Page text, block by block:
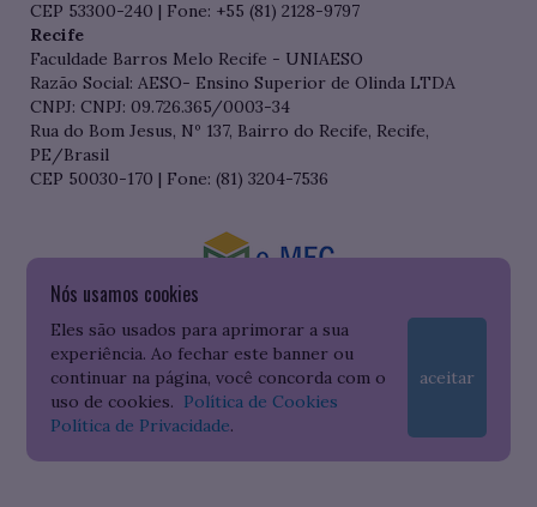
Nós usamos cookies
Eles são usados para aprimorar a sua
experiência. Ao fechar este banner ou
continuar na página, você concorda com o
uso de cookies. Política de Cookies
Política de Privacidade.
aceitar
CEP 53300-240 | Fone: +55 (81) 2128-9797
Recife
Faculdade Barros Melo Recife - UNIAESO
Razão Social: AESO- Ensino Superior de Olinda LTDA
CNPJ: CNPJ: 09.726.365/0003-34
Rua do Bom Jesus, Nº 137, Bairro do Recife, Recife,
PE/Brasil
CEP 50030-170 | Fone: (81) 3204-7536
Consulte o cadastro da Instituição no Sistema do e-MEC